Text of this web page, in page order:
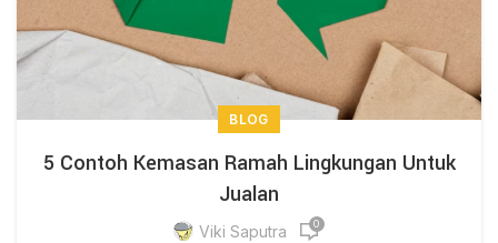
BLOG
5 Contoh Kemasan Ramah Lingkungan Untuk
Jualan
Viki Saputra 0